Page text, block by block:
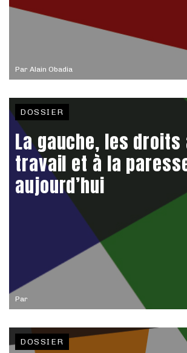
Par Alain Obadia
Par
DOSSIER
La gauche, les droits
travail et à la
aujourd’hui
DOSSIER